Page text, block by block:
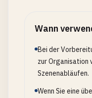
Wann
Bei der
zur Organisation
Szenenabläufen.
Wenn Sie eine